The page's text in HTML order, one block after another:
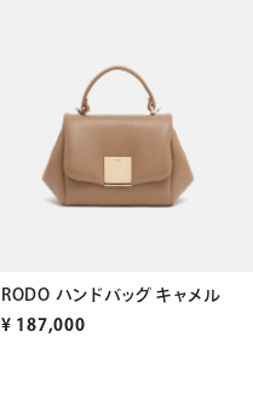
RODO ハンドバッグ キャメル
¥ 187,000